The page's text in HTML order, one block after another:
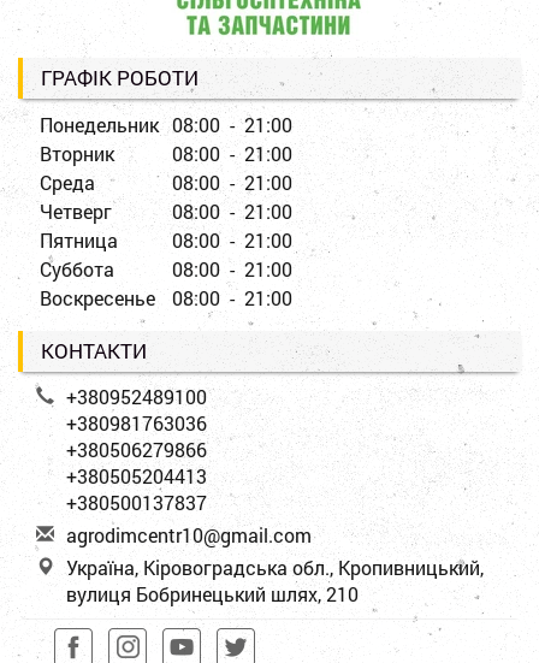
ГРАФІК РОБОТИ
Понедельник 08:00 - 21:00
Вторник
08:00 - 21:00
Среда
08:00 - 21:00
Четверг
08:00 - 21:00
Пятница
08:00 - 21:00
Суббота
08:00 - 21:00
Воскресенье
08:00 - 21:00
КОНТАКТИ
+380952489100
+380981763036
+380506279866
+380505204413
+380500137837
agrodimcentr10@gmail.com
Україна, Кіровоградська обл., Кропивницький,
вулиця Бобринецький шлях, 210